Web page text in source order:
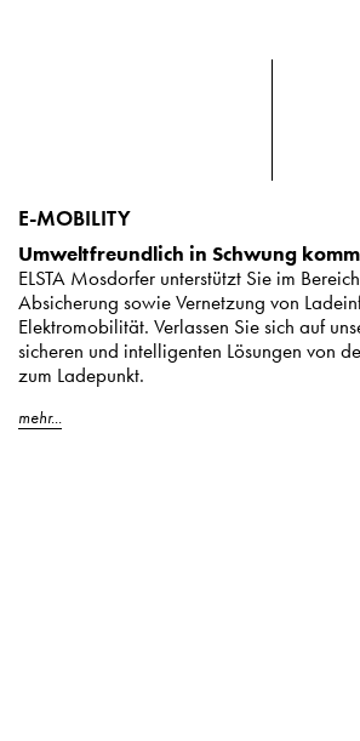
E-MOBILITY
Umweltfreundlich in Schwung
ELSTA Mosdorfer unterstützt Sie im
Absicherung sowie Vernetzung von
Elektromobilität. Verlassen Sie sich auf
sicheren und intelligenten Lösungen von
zum Ladepunkt.
mehr...